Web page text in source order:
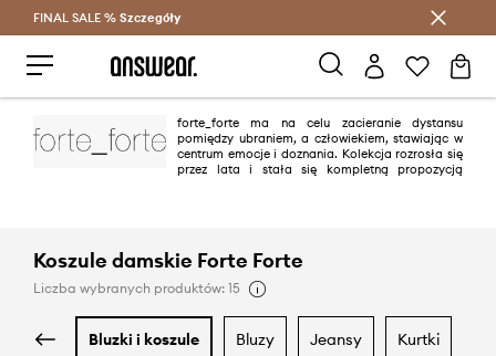
Oszczędzaj z Answear Club >
FINAL SALE % Szczegóły
forte_forte ma na celu zacieranie dystansu
pomiędzy ubraniem, a człowiekiem, stawiając w
centrum emocje i doznania. Kolekcja rozrosła się
przez lata i stała się kompletną propozycją
Koszule damskie Forte Forte
Liczba wybranych produktów: 15
bluzki i koszule bluzy jeansy kurtki